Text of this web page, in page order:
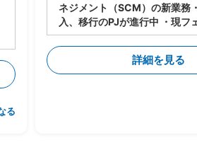
る
ネジメント（SCM）の新業務
入、移行のPJが進行中 ・現フ
務・システムの設計は進行中
ライヤーに導入・対応しても
下記のタスクの支援をいただ
カー⇔サプライヤーの依頼/
案、決定の支援） -サプライ
状況把握、報告 ・状況によっ
詳細を見る